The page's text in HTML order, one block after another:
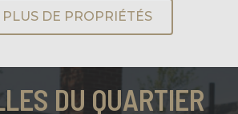
DE PROPRIÉTÉS
DU QUARTIER